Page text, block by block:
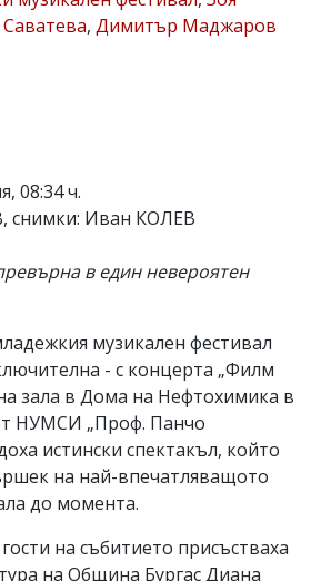
, Димитър Маджаров
08:34 ч.
снимки: Иван КОЛЕВ
в един невероятен
музикален фестивал
- с концерта „Филм
зала в Дома на Нефтохимика в
НУМСИ „Проф. Панчо
истински спектакъл, който
на най-впечатляващото
до момента.
на събитието присъстваха
на Община Бургас Диана